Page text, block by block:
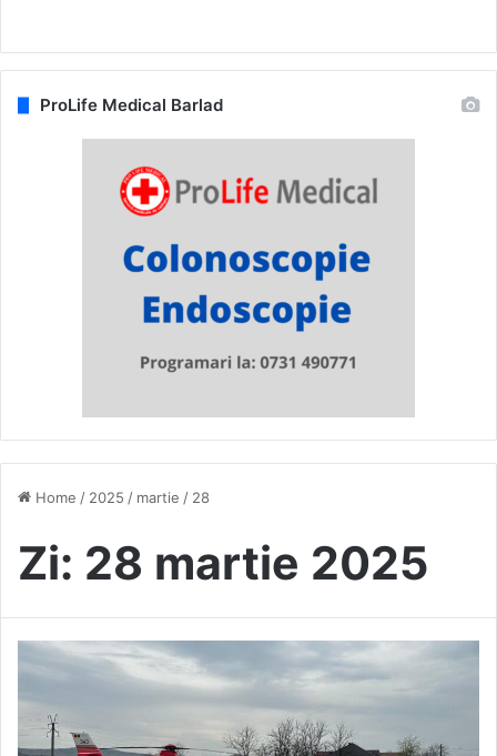
Home / 2025 / martie / 28
Zi: 28 martie 2025
ProLife Medical Barlad